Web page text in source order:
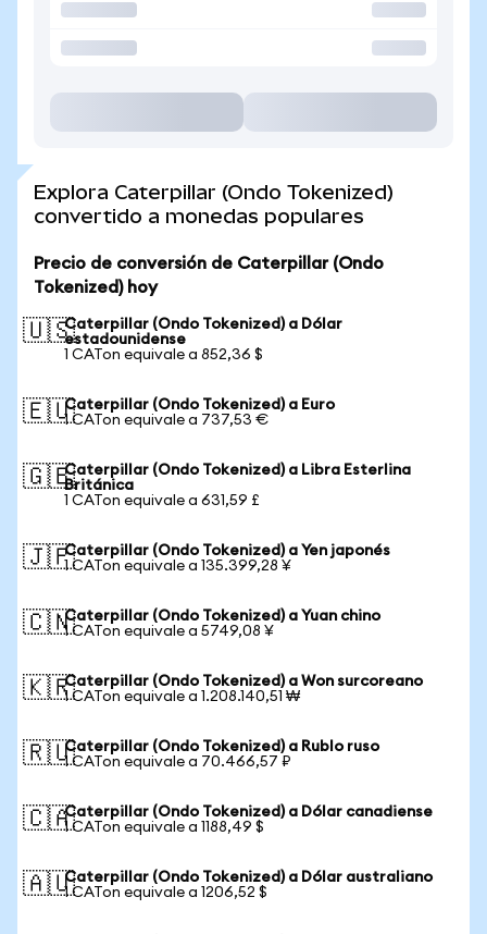
Explora Caterpillar (Ondo Tokenized)
convertido a monedas populares
Precio de conversión de Caterpillar (Ondo
Tokenized) hoy
🇺🇸Caterpillar (Ondo Tokenized) a Dólar
estadounidense
1 CATon equivale a 852,36 $
🇪🇺Caterpillar (Ondo Tokenized) a Euro
1 CATon equivale a 737,53 €
🇬🇧Caterpillar (Ondo Tokenized) a Libra Esterlina
Británica
1 CATon equivale a 631,59 £
🇯🇵Caterpillar (Ondo Tokenized) a Yen japonés
1 CATon equivale a 135.399,28 ¥
🇨🇳Caterpillar (Ondo Tokenized) a Yuan chino
1 CATon equivale a 5749,08 ¥
🇰🇷Caterpillar (Ondo Tokenized) a Won surcoreano
1 CATon equivale a 1.208.140,51 ₩
🇷🇺Caterpillar (Ondo Tokenized) a Rublo ruso
1 CATon equivale a 70.466,57 ₽
🇨🇦Caterpillar (Ondo Tokenized) a Dólar canadiense
1 CATon equivale a 1188,49 $
🇦🇺Caterpillar (Ondo Tokenized) a Dólar australiano
1 CATon equivale a 1206,52 $